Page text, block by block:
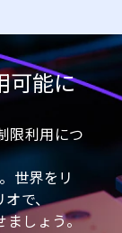
可能に
限利用につ
世界をリ
オで、
ましょう。